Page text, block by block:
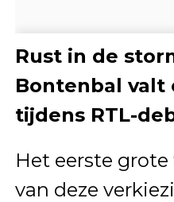
Rust in de
Bontenbal valt
tijdens RTL-
Het eerste
van deze